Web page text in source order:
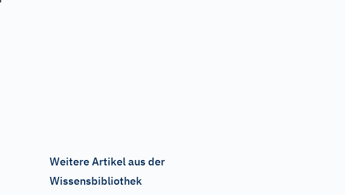
Weitere Artikel aus der
Wissensbibliothek